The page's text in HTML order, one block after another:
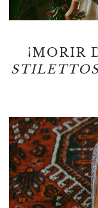
¡MORIR